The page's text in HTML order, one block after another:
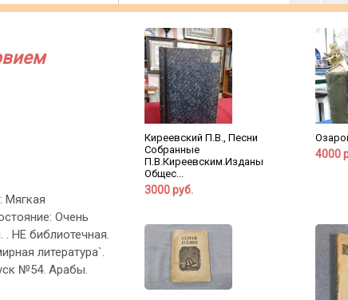
Мягкая
Очень
НЕ библиотечная.
литература`.
№54. Арабы.
Киреевский П.В., Песни
Собранные
П.В.Киреевским.Изданы
Общес...
3000 руб.
4000